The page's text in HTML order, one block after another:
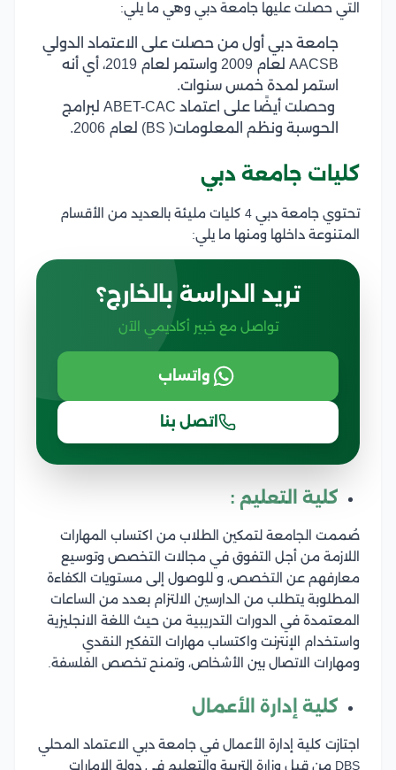
التي حصلت عليها جامعة دبي وهي ما يلي:
جامعة دبي أول من حصلت على الاعتماد الدولي
AACSB لعام 2009 واستمر لعام 2019، أي أنه
استمر لمدة خمس سنوات.
وحصلت أيضًا على اعتماد ABET-CAC لبرامج
الحوسبة ونظم المعلومات( BS) لعام 2006.
كليات جامعة دبي
تحتوي جامعة دبي 4 كليات مليئة بالعديد من الأقسام
المتنوعة داخلها ومنها ما يلي:
تريد الدراسة بالخارج؟
تواصل مع خبير أكاديمي الآن
واتساب
اتصل بنا
كلية التعليم :
صُممت الجامعة لتمكين الطلاب من اكتساب المهارات
اللازمة من أجل التفوق في مجالات التخصص وتوسيع
معارفهم عن التخصص، و للوصول إلى مستويات الكفاءة
المطلوبة يتطلب من الدارسين الالتزام بعدد من الساعات
المعتمدة في الدورات التدريبية من حيث اللغة الانجليزية
واستخدام الإنترنت واكتساب مهارات التفكير النقدي
ومهارات الاتصال بين الأشخاص، وتمنح تخصص الفلسفة.
كلية إدارة الأعمال
اجتازت كلية إدارة الأعمال في جامعة دبي الاعتماد المحلي
DBS من قبل وزارة التربية والتعليم في دولة الإمارات